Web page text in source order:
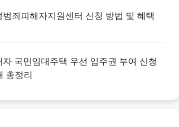
범죄피해자지원센터 신청 방법 및 혜택
국민임대주택 우선 입주권 부여 신청
총정리